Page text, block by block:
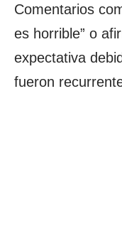
Comentarios
es horrible” o
expectativa
fueron